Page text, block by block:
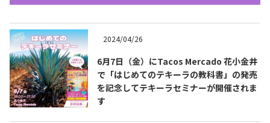
About
お問合せ
サイトマップ
プライバシーポリシー
ホーム
メキシコの記念日
メキシコ料理
2024/04/26
6月7日（金）にTacos Mercado 花小金井
で「はじめてのテキーラの教科書」の発売
を記念してテキーラセミナーが開催されま
す